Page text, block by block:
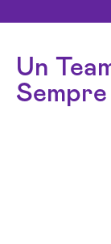
Un